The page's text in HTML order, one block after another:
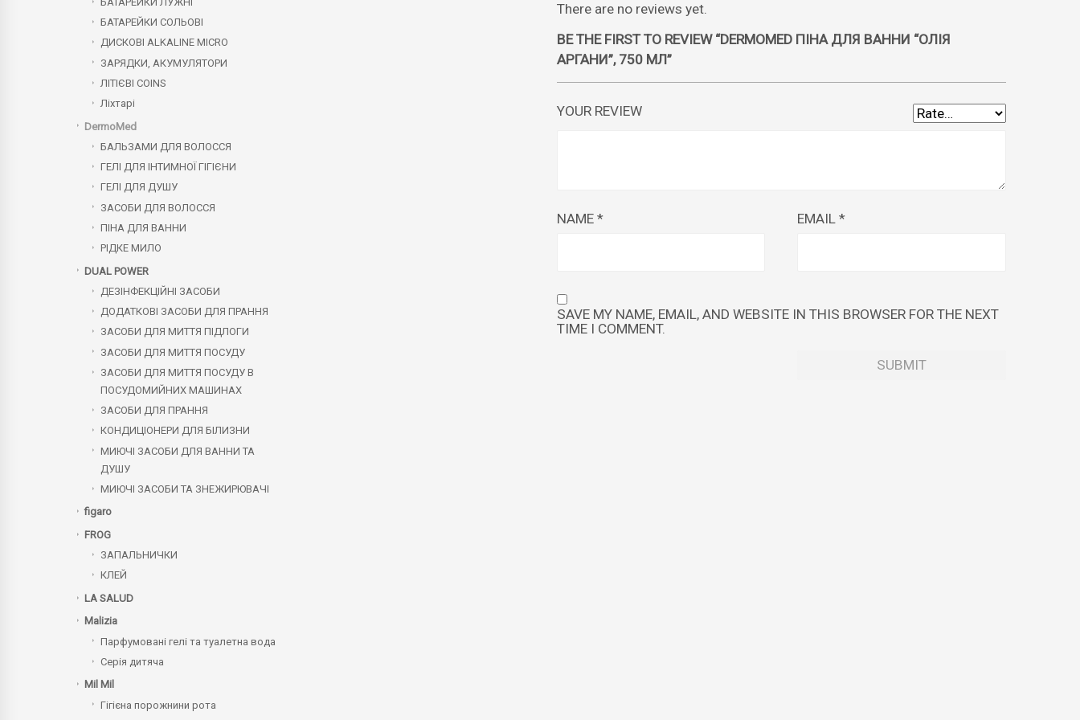
БАТАРЕЙКИ СОЛЬОВІ
ДИСКОВІ ALKALINE MICRO
ЗАРЯДКИ, АКУМУЛЯТОРИ
ЛІТІЄВІ COINS
Ліхтарі
DermoMed
БАЛЬЗАМИ ДЛЯ ВОЛОССЯ
ГЕЛІ ДЛЯ ІНТИМНОЇ ГІГІЄНИ
ГЕЛІ ДЛЯ ДУШУ
ЗАСОБИ ДЛЯ ВОЛОССЯ
ПІНА ДЛЯ ВАННИ
РІДКЕ МИЛО
DUAL POWER
ДЕЗІНФЕКЦІЙНІ ЗАСОБИ
ДОДАТКОВІ ЗАСОБИ ДЛЯ ПРАННЯ
ЗАСОБИ ДЛЯ МИТТЯ ПІДЛОГИ
ЗАСОБИ ДЛЯ МИТТЯ ПОСУДУ
ЗАСОБИ ДЛЯ МИТТЯ ПОСУДУ В
ПОСУДОМИЙНИХ МАШИНАХ
ЗАСОБИ ДЛЯ ПРАННЯ
КОНДИЦІОНЕРИ ДЛЯ БІЛИЗНИ
МИЮЧІ ЗАСОБИ ДЛЯ ВАННИ ТА
ДУШУ
МИЮЧІ ЗАСОБИ ТА ЗНЕЖИРЮВАЧІ
figaro
FROG
ЗАПАЛЬНИЧКИ
КЛЕЙ
LA SALUD
Malizia
Парфумовані гелі та туалетна вода
Серія дитяча
Mil Mil
Гігієна порожнини рота
There are no reviews yet.
BE THE FIRST TO REVIEW “DERMOMED ПІНА ДЛЯ ВАННИ “ОЛІЯ
АРГАНИ”, 750 МЛ”
YOUR REVIEW
NAME * EMAIL*
SAVE MY NAME, EMAIL, AND WEBSITE IN THIS BROWSER FOR THE NEXT
TIME I COMMENT.